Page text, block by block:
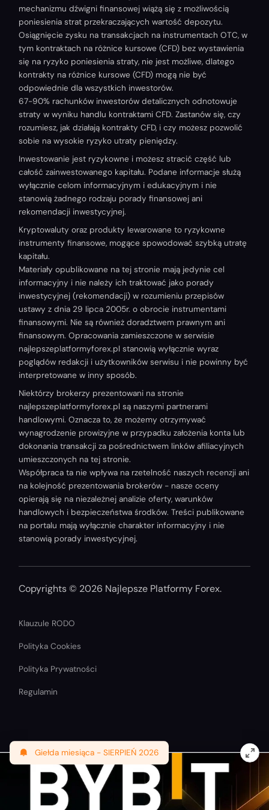
Giełda miesiąca - SIERPIEŃ 2026
mechanizmu dźwigni finansowej wiążą się z możliwością
poniesienia strat przekraczających wartość depozytu.
Osiągnięcie zysku na transakcjach na instrumentach OTC, w
tym kontraktach na różnice kursowe (CFD) bez wystawienia
się na ryzyko poniesienia straty, nie jest możliwe, dlatego
kontrakty na różnice kursowe (CFD) mogą nie być
odpowiednie dla wszystkich inwestorów.
67-90% rachunków inwestorów detalicznych odnotowuje
straty w wyniku handlu kontraktami CFD. Zastanów się, czy
rozumiesz, jak działają kontrakty CFD, i czy możesz pozwolić
sobie na wysokie ryzyko utraty pieniędzy.
Inwestowanie jest ryzykowne i możesz stracić część lub
całość zainwestowanego kapitału. Podane informacje służą
wyłącznie celom informacyjnym i edukacyjnym i nie
stanowią żadnego rodzaju porady finansowej ani
rekomendacji inwestycyjnej.
Kryptowaluty oraz produkty lewarowane to ryzykowne
instrumenty finansowe, mogące spowodować szybką utratę
kapitału.
Materiały opublikowane na tej stronie mają jedynie cel
informacyjny i nie należy ich traktować jako porady
inwestycyjnej (rekomendacji) w rozumieniu przepisów
ustawy z dnia 29 lipca 2005r. o obrocie instrumentami
finansowymi. Nie są również doradztwem prawnym ani
finansowym. Opracowania zamieszczone w serwisie
najlepszeplatformyforex.pl stanowią wyłącznie wyraz
poglądów redakcji i użytkowników serwisu i nie powinny być
interpretowane w inny sposób.
Niektórzy brokerzy prezentowani na stronie
najlepszeplatformyforex.pl są naszymi partnerami
handlowymi. Oznacza to, że możemy otrzymywać
wynagrodzenie prowizyjne w przypadku założenia konta lub
dokonania transakcji za pośrednictwem linków afiliacyjnych
umieszczonych na tej stronie.
Współpraca ta nie wpływa na rzetelność naszych recenzji ani
na kolejność prezentowania brokerów - nasze oceny
opierają się na niezależnej analizie oferty, warunków
handlowych i bezpieczeństwa środków. Treści publikowane
na portalu mają wyłącznie charakter informacyjny i nie
stanowią porady inwestycyjnej.
Copyrights © 2026 Najlepsze Platformy Forex.
Klauzule RODO
Polityka Cookies
Polityka Prywatności
Regulamin